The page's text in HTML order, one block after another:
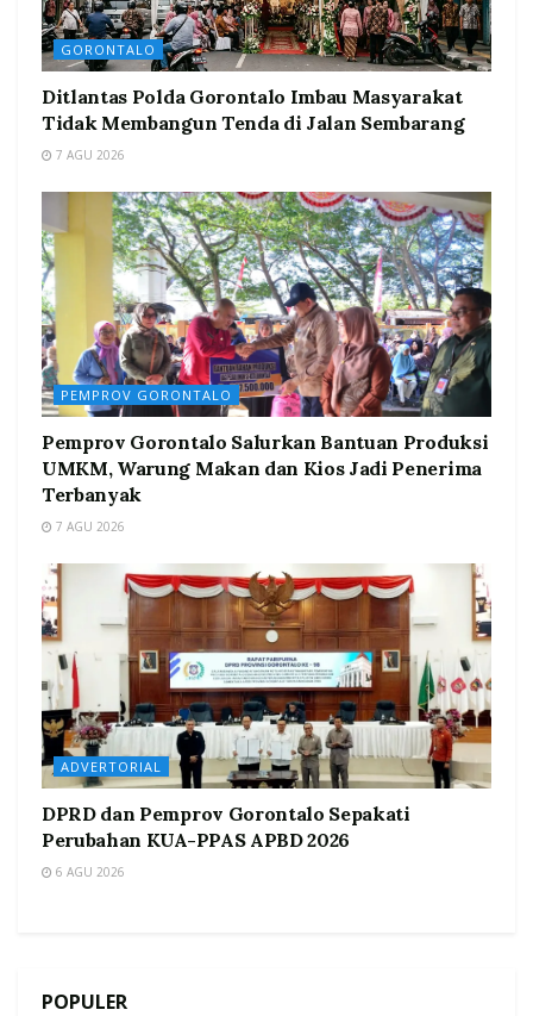
GORONTALO
Ditlantas Polda Gorontalo Imbau Masyarakat
Tidak Membangun Tenda di Jalan Sembarang
7 AGU 2026
PEMPROV GORONTALO
Pemprov Gorontalo Salurkan Bantuan Produksi
UMKM, Warung Makan dan Kios Jadi Penerima
Terbanyak
7 AGU 2026
ADVERTORIAL
DPRD dan Pemprov Gorontalo Sepakati
Perubahan KUA-PPAS APBD 2026
6 AGU 2026
POPULER